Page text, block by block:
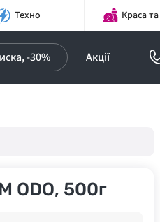
Техно Краса
-30% Акції
ODO, 500г